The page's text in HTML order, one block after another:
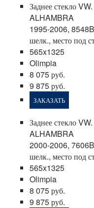
Заднее стекло
ALHAMBRA
1995-2006,
шелк., место под
565x1325
Olimpia
8 075 руб.
9 875 руб.
ЗАКАЗАТЬ
Заднее стекло
ALHAMBRA
2000-2006,
шелк., место под
565x1325
Olimpia
8 075 руб.
9 875 руб.